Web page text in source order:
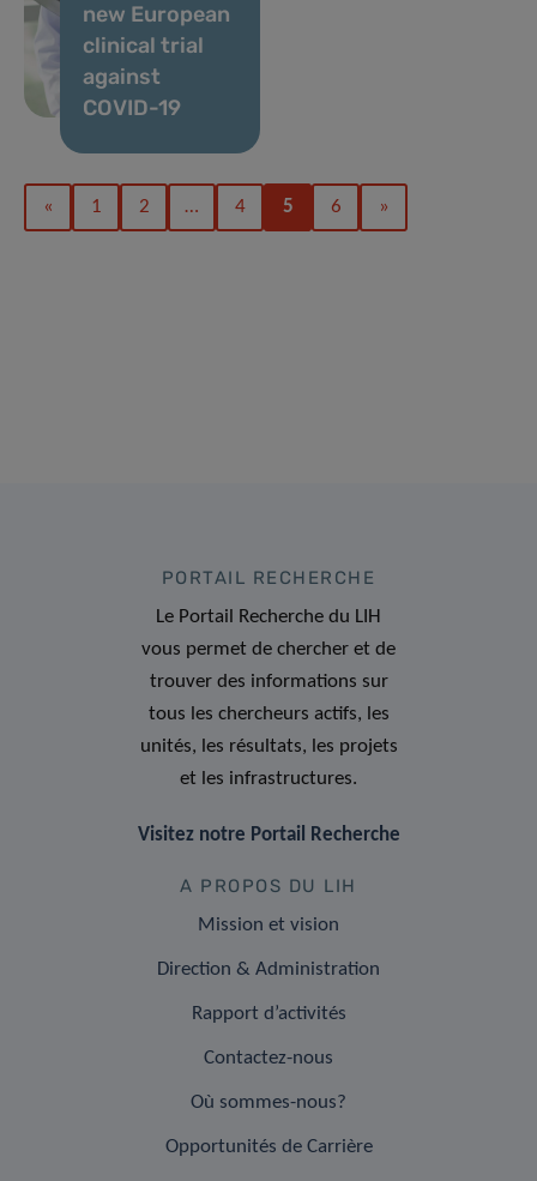
new European
clinical trial
against
COVID-19
« 1 2 … 4 5 6 »
PORTAIL RECHERCHE
Le Portail Recherche du LIH
vous permet de chercher et de
trouver des informations sur
tous les chercheurs actifs, les
unités, les résultats, les projets
et les infrastructures.
Visitez notre Portail Recherche
A PROPOS DU LIH
Mission et vision
Direction & Administration
Rapport d’activités
Contactez-nous
Où sommes-nous?
Opportunités de Carrière